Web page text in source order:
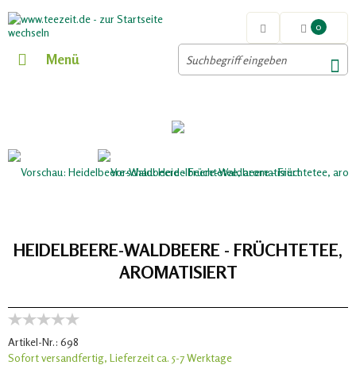
0
Menü
HEIDELBEERE-WALDBEERE - FRÜCHTETEE,
AROMATISIERT
Artikel-Nr.: 698
Sofort versandfertig, Lieferzeit ca. 5-7 Werktage